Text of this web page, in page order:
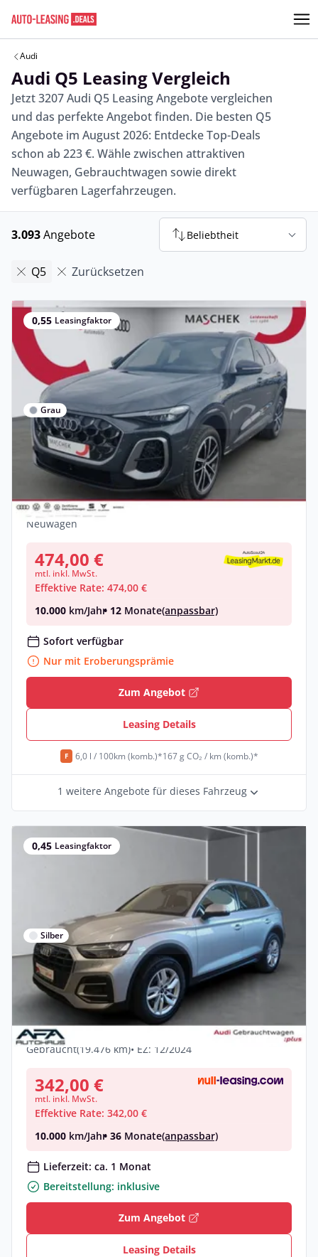
Audi
Audi Q5 Leasing Vergleich
Jetzt 3207 Audi Q5 Leasing Angebote vergleichen
und das perfekte Angebot finden. Die besten Q5
Angebote im August 2026: Entdecke Top-Deals
schon ab 223 €. Wähle zwischen attraktiven
Neuwagen, Gebrauchtwagen sowie direkt
verfügbaren Lagerfahrzeugen.
3.093Angebote Beliebtheit
Q5 Zurücksetzen
0,55 Leasingfaktor
Grau
Privat & Gewerbe
Audi Q5 Sportback S-Line TechPro
Luftfed. HuD b+O
Diesel •Automatik •204 PS (150 kW)
Neuwagen
474,00 €
mtl. inkl. MwSt.
Effektive Rate: 474,00 €
10.000 km/Jahr• 12 Monate(anpassbar)
Sofort verfügbar
Nur mit Eroberungsprämie
Zum Angebot
Leasing Details
F 6,0 l / 100km (komb.)*167 g CO₂ / km (komb.)*
1 weitere Angebote für dieses Fahrzeug
0,45 Leasingfaktor
Silber
Privat
Audi Q5 50 TFSI e quattro S tronic
Matrix*RFK*ACC*HUD
Hybrid •Automatik •
Gebraucht(19.476 km)• EZ: 12/2024
342,00 €
mtl. inkl. MwSt.
Effektive Rate: 342,00 €
10.000 km/Jahr• 36 Monate(anpassbar)
Lieferzeit: ca. 1 Monat
Bereitstellung: inklusive
Zum Angebot
Leasing Details